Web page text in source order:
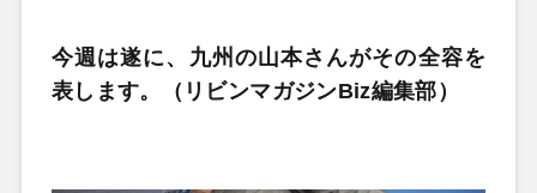
今週は遂に、九州の山本さんがその全容を
表します。（リビンマガジンBiz編集部）